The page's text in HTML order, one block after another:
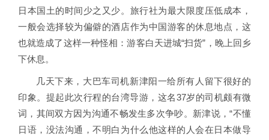
日本国土的时间少之又少。旅行社为最大限度压低成本，
一般会选择较为偏僻的酒店作为中国游客的休息地点，这
也就造成了这样一种怪相：游客白天进城“扫货”，晚上回乡
下休息。
几天下来，大巴车司机新津阳一给所有人留下很好的
印象。提起此次行程的台湾导游，这名37岁的司机颇有微
词，其间双方因为沟通不畅发生多次争吵。新津说，“不懂
日语，没法沟通，不明白为什么他这样的人会在日本做导